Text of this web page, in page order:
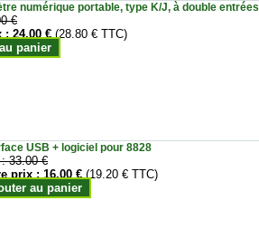
numérique portable, type K/J, à double entrées
€
:24.00 € (28.80 € TTC)
panier
USB + logiciel pour 8828
:33.00 €
prix :16.00 € (19.20 € TTC)
au panier